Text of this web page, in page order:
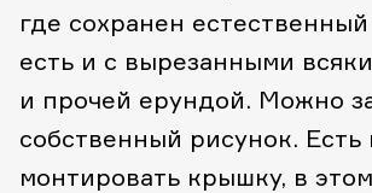
где сохранен
есть и с вырезанными
и прочей ерундой. Можно
собственный рисунок. Есть
монтировать крышку, в